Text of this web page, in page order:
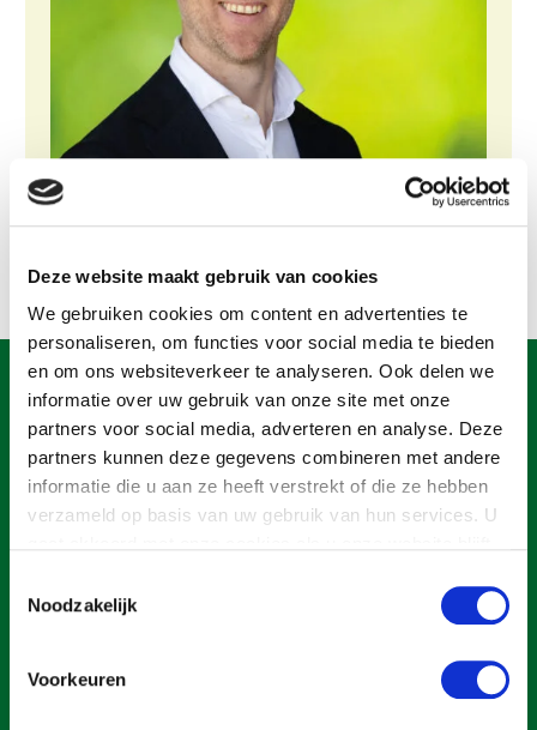
Deze website maakt gebruik van cookies
We gebruiken cookies om content en advertenties te
personaliseren, om functies voor social media te bieden
en om ons websiteverkeer te analyseren. Ook delen we
informatie over uw gebruik van onze site met onze
partners voor social media, adverteren en analyse. Deze
partners kunnen deze gegevens combineren met andere
informatie die u aan ze heeft verstrekt of die ze hebben
verzameld op basis van uw gebruik van hun services. U
Noodzakelijk
Voorkeuren
Bodem en water
Platteland en omgeving
Mens, ondernemerschap en onderwijs
Internationaal
Sectoren
Biologische Landbouw
Geitenhouderij
Kalverhouderij
Konijnenhouderij
Melkveehouderij
Paardenhouderij
Vleesveehouderij
Plant
Akkerbouw
Biologische Landbouw
Bollenteelt
Bomen, vaste planten en zomerbloemen
Fruitteelt
Multifunctionele landbouw
Multifunctioneel
Vrouw en Bedrijf
Onderwerpen
Nieuws
Nieuwsabonnement
Webinars
LTO Nederland
voor een sector met meerwaarde. Dat is Land- en Tuinbouw